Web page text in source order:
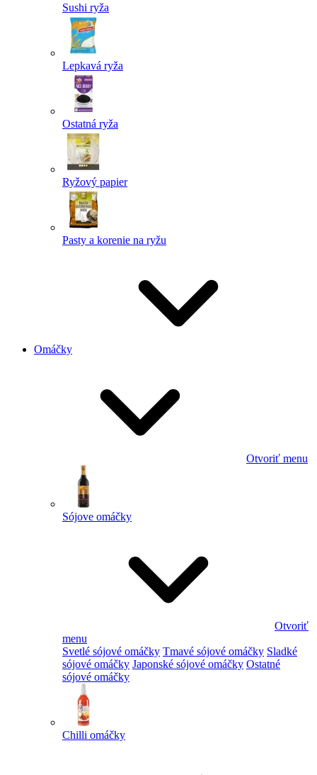
Sushi ryža
Lepkavá ryža
Ostatná ryža
Ryžový papier
Pasty a korenie na ryžu
Omáčky
Otvoriť menu
Sójove omáčky
Otvoriť
menu
Svetlé sójové omáčky Tmavé sójové omáčky Sladké
sójové omáčky Japonské sójové omáčky Ostatné
sójové omáčky
Chilli omáčky